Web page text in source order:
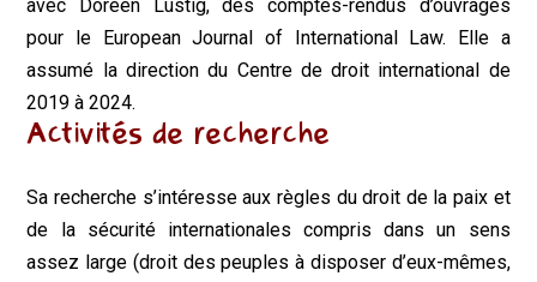
avec Doreen Lustig, des comptes-rendus d’ouvrages
pour le
European Journal of International Law.
Elle a
assumé la direction du Centre de droit international de
2019 à 2024.
Activités de recherche
Sa recherche s’intéresse aux règles du droit de la paix et
de la sécurité internationales compris dans un sens
assez large (droit des peuples à disposer d’eux-mêmes,